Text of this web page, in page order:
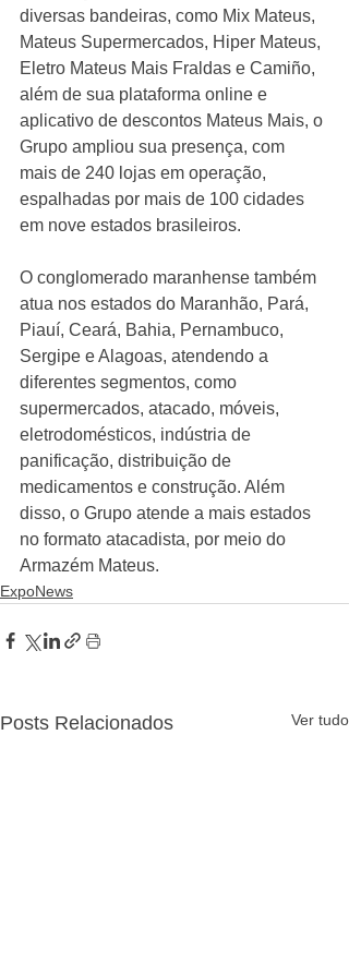
diversas bandeiras, como Mix Mateus,
Mateus Supermercados, Hiper Mateus,
Eletro Mateus Mais Fraldas e Camiño,
além de sua plataforma online e
aplicativo de descontos Mateus Mais, o
Grupo ampliou sua presença, com
mais de 240 lojas em operação,
espalhadas por mais de 100 cidades
em nove estados brasileiros.
O conglomerado maranhense também
atua nos estados do Maranhão, Pará,
Piauí, Ceará, Bahia, Pernambuco,
Sergipe e Alagoas, atendendo a
diferentes segmentos, como
supermercados, atacado, móveis,
eletrodomésticos, indústria de
panificação, distribuição de
medicamentos e construção. Além
disso, o Grupo atende a mais estados
no formato atacadista, por meio do
Armazém Mateus.
ExpoNews
Posts Relacionados Ver tudo